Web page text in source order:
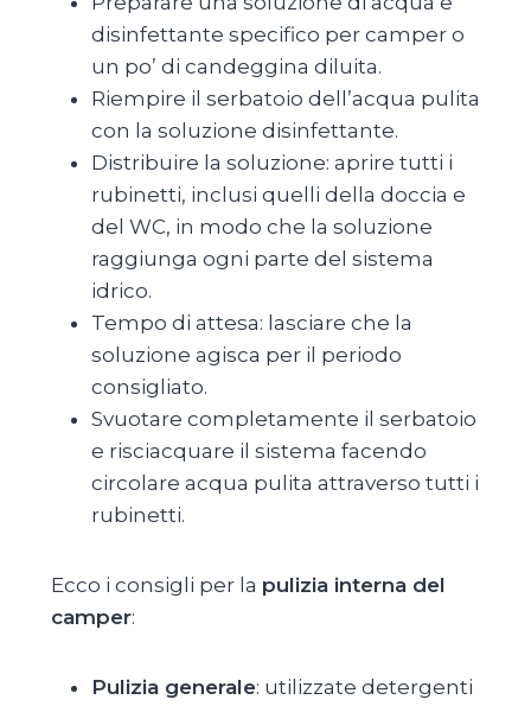
disinfettante specifico per camper o
un po’ di candeggina diluita.
Riempire il serbatoio dell’acqua pulita
con la soluzione disinfettante.
Distribuire la soluzione: aprire tutti i
rubinetti, inclusi quelli della doccia e
del WC, in modo che la soluzione
raggiunga ogni parte del sistema
idrico.
Tempo di attesa: lasciare che la
soluzione agisca per il periodo
consigliato.
Svuotare completamente il serbatoio
e risciacquare il sistema facendo
circolare acqua pulita attraverso tutti i
rubinetti.
Ecco i consigli per la pulizia interna del
camper:
Pulizia generale: utilizzate detergenti